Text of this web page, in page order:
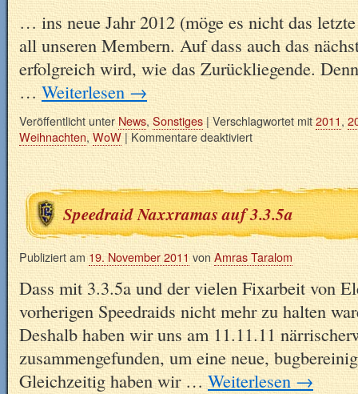
… ins neue Jahr 2012 (möge es nicht das
all unseren Membern. Auf dass auch das
erfolgreich wird, wie das Zurückliegende.
…Weiterlesen →
Veröffentlicht unter News, Sonstiges| Verschlagwortet mit2011,
Weihnachten,WoW| Kommentare deaktiviert
Speedraid Naxxramas auf 3.3.5a
Publiziert am 19. November 2011von Amras Taralom
Dass mit 3.3.5a und der vielen Fixarbeit von
vorherigen Speedraids nicht mehr zu halten
Deshalb haben wir uns am 11.11.11
zusammengefunden, um eine neue,
Gleichzeitig haben wir …Weiterlesen→